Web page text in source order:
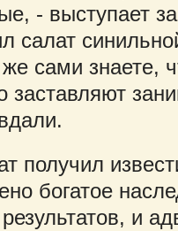
- выступает
салат
сами знаете,
заставляют
получил
богатое
и